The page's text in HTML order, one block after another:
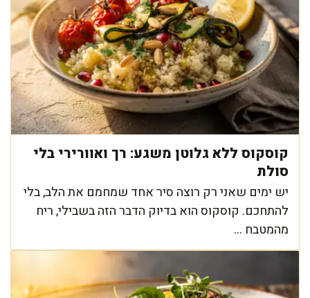
קוסקוס ללא גלוטן משגע: רך ואוורירי בלי
סולת
יש ימים שאני רק רוצה סיר אחד שמחמם את הלב, בלי
להתחכם. קוסקוס הוא בדיוק הדבר הזה בשבילי, ריח
מהמטבח ...